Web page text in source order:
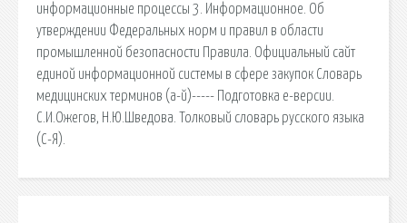
информационные процессы 3. Информационное. Об
утверждении Федеральных норм и правил в области
промышленной безопасности Правила. Официальный сайт
единой информационной системы в сфере закупок Словарь
медицинских терминов (а-й)----- Подготовка е-версии.
С.И.Ожегов, Н.Ю.Шведова. Толковый словарь русского языка
(С-Я).